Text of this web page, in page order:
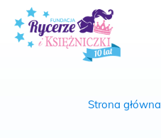
Strona główna